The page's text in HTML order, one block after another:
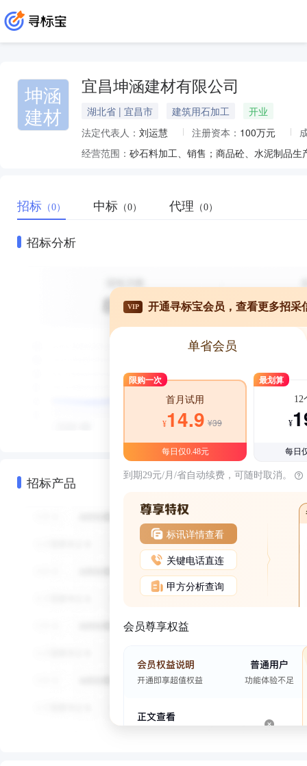
坤涵
建材
宜昌坤涵建材有限公司
湖北省 | 宜昌市 建筑用石加工
开业
法定代表人： 刘运慧 注册资本： 100万元
经营范围： 砂石料加工、销售；商品砼、水泥制品
招标 （0） 中标 （0） 代理 （0）
招标分析
招标产品
VIP 开通寻标宝会员，查看更多招采
单省会员
限购一次
首月试用
¥14.9 ¥39
每日仅0.48元
最划算
12
¥
每日
到期29元/月/省自动续费，可随时取消。
标讯详情查看
关键电话直连
甲方分析查询
会员尊享权益